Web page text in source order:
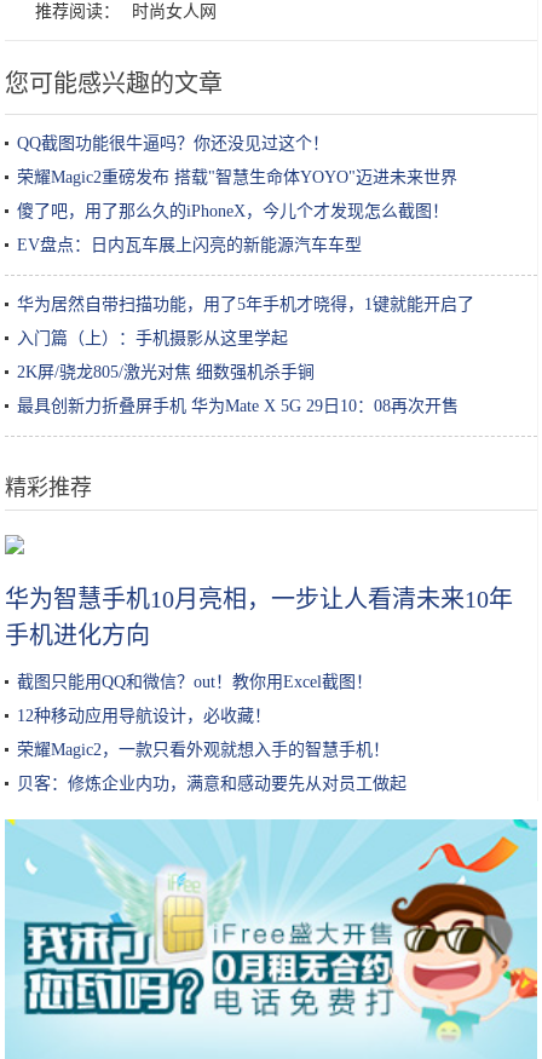
推荐阅读： 时尚女人网
您可能感兴趣的文章
QQ截图功能很牛逼吗？你还没见过这个！
荣耀Magic2重磅发布 搭载"智慧生命体YOYO"迈进未来世界
傻了吧，用了那么久的iPhoneX，今儿个才发现怎么截图！
EV盘点：日内瓦车展上闪亮的新能源汽车车型
华为居然自带扫描功能，用了5年手机才晓得，1键就能开启了
入门篇（上）：手机摄影从这里学起
2K屏/骁龙805/激光对焦 细数强机杀手锏
最具创新力折叠屏手机 华为Mate X 5G 29日10：08再次开售
精彩推荐
华为智慧手机10月亮相，一步让人看清未来10年
手机进化方向
截图只能用QQ和微信？out！教你用Excel截图！
12种移动应用导航设计，必收藏！
荣耀Magic2，一款只看外观就想入手的智慧手机！
贝客：修炼企业内功，满意和感动要先从对员工做起